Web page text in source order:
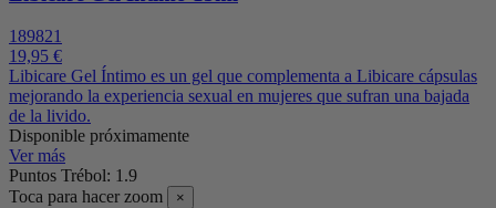
189821
19,95 €
Libicare Gel Íntimo es un gel que complementa a Libicare cápsulas
mejorando la experiencia sexual en mujeres que sufran una bajada
de la livido.
Disponible próximamente
Ver más
Puntos Trébol: 1.9
Toca para hacer zoom
×